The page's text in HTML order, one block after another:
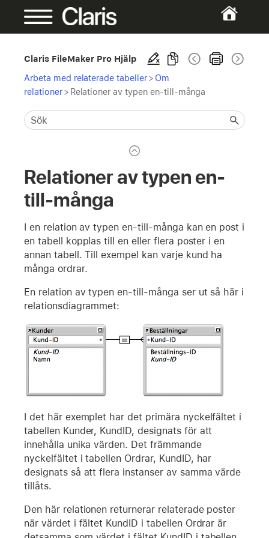
Claris FileMaker Pro Hjälp
Arbeta med relaterade tabeller> Om
relationer> Relationer av typen en-till-många
Relationer av typen en-
till-många
I en relation av typen en-till-många kan en post i
en tabell kopplas till en eller flera poster i en
annan tabell. Till exempel kan varje kund ha
många ordrar.
En relation av typen en-till-många ser ut så här i
relationsdiagrammet:
I det här exemplet har det primära nyckelfältet i
tabellen Kunder, KundID, designats för att
innehålla unika värden. Det främmande
nyckelfältet i tabellen Ordrar, KundID, har
designats så att flera instanser av samma värde
tillåts.
Den här relationen returnerar relaterade poster
när värdet i fältet KundID i tabellen Ordrar är